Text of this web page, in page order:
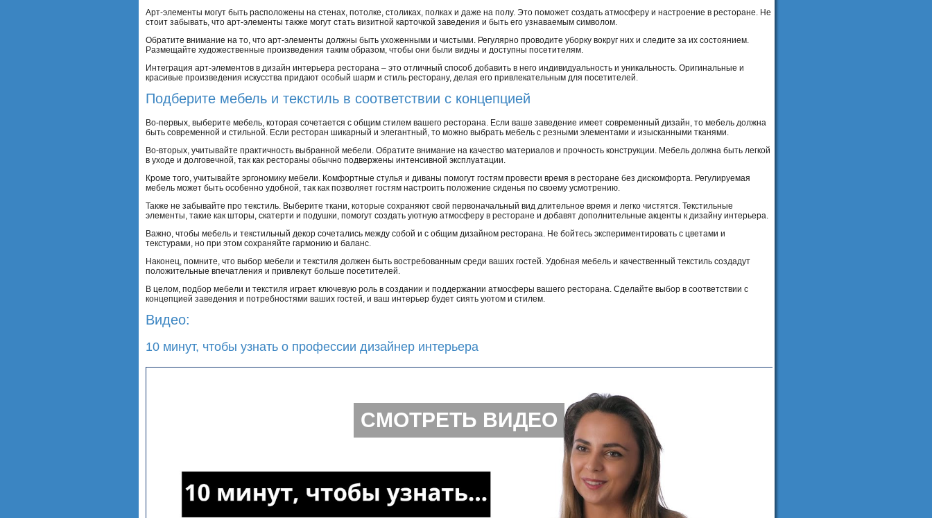
Арт-элементы могут быть расположены на стенах, потолке, столиках, полках и даже на полу. Это поможет создать атмосферу и настроение в ресторане. Не
стоит забывать, что арт-элементы также могут стать визитной карточкой заведения и быть его узнаваемым символом.
Обратите внимание на то, что арт-элементы должны быть ухоженными и чистыми. Регулярно проводите уборку вокруг них и следите за их состоянием.
Размещайте художественные произведения таким образом, чтобы они были видны и доступны посетителям.
Интеграция арт-элементов в дизайн интерьера ресторана – это отличный способ добавить в него индивидуальность и уникальность. Оригинальные и
красивые произведения искусства придают особый шарм и стиль ресторану, делая его привлекательным для посетителей.
Подберите мебель и текстиль в соответствии с концепцией
Во-первых, выберите мебель, которая сочетается с общим стилем вашего ресторана. Если ваше заведение имеет современный дизайн, то мебель должна
быть современной и стильной. Если ресторан шикарный и элегантный, то можно выбрать мебель с резными элементами и изысканными тканями.
Во-вторых, учитывайте практичность выбранной мебели. Обратите внимание на качество материалов и прочность конструкции. Мебель должна быть легкой
в уходе и долговечной, так как рестораны обычно подвержены интенсивной эксплуатации.
Кроме того, учитывайте эргономику мебели. Комфортные стулья и диваны помогут гостям провести время в ресторане без дискомфорта. Регулируемая
мебель может быть особенно удобной, так как позволяет гостям настроить положение сиденья по своему усмотрению.
Также не забывайте про текстиль. Выберите ткани, которые сохраняют свой первоначальный вид длительное время и легко чистятся. Текстильные
элементы, такие как шторы, скатерти и подушки, помогут создать уютную атмосферу в ресторане и добавят дополнительные акценты к дизайну интерьера.
Важно, чтобы мебель и текстильный декор сочетались между собой и с общим дизайном ресторана. Не бойтесь экспериментировать с цветами и
текстурами, но при этом сохраняйте гармонию и баланс.
Наконец, помните, что выбор мебели и текстиля должен быть востребованным среди ваших гостей. Удобная мебель и качественный текстиль создадут
положительные впечатления и привлекут больше посетителей.
В целом, подбор мебели и текстиля играет ключевую роль в создании и поддержании атмосферы вашего ресторана. Сделайте выбор в соответствии с
концепцией заведения и потребностями ваших гостей, и ваш интерьер будет сиять уютом и стилем.
Видео:
10 минут, чтобы узнать о профессии дизайнер интерьера
СМОТРЕТЬ ВИДЕО